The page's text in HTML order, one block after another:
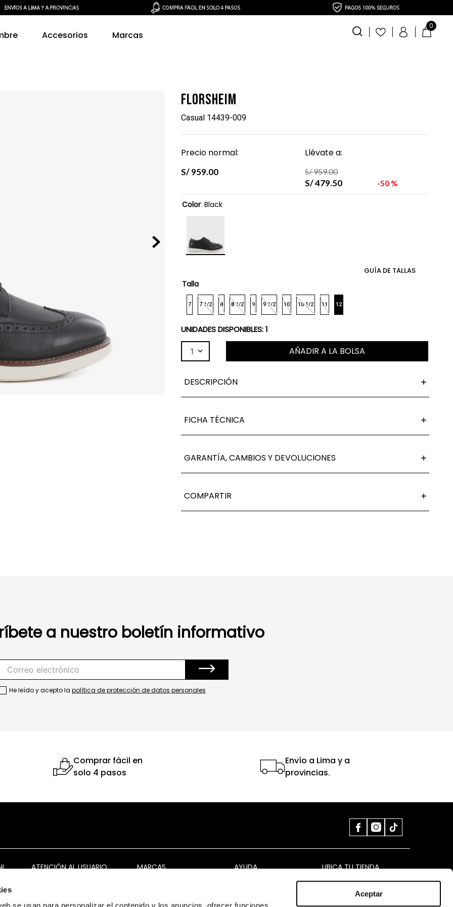
Aceptar
Accesorios Marcas
0
Florsheim
Casual 14439-009
Precio normal:
S/ 959.00
Llévate a:
S/959.00
S/479.50 50 %
Color: Black
Talla
7 7 1/2 8 8 1/2 9 9 1/2 10 10 1/2 11 12
GUÍA DE TALLAS
UNIDADES DISPONIBLES:1
1 AÑADIR A LA BOLSA
DESCRIPCIÓN
FICHA TÉCNICA
GARANTÍA, CAMBIOS Y DEVOLUCIONES
COMPARTIR
a nuestro boletín informativo
He leído y acepto la política de protección de datos personales
Comprar fácil en
solo 4 pasos
Envío a Lima y a
provincias.
ATENCIÓN AL USUARIO MARCAS AYUDA UBICA TU TIENDA
VER TIENDAS